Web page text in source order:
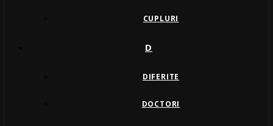
CUPLURI
D
DIFERITE
DOCTORI